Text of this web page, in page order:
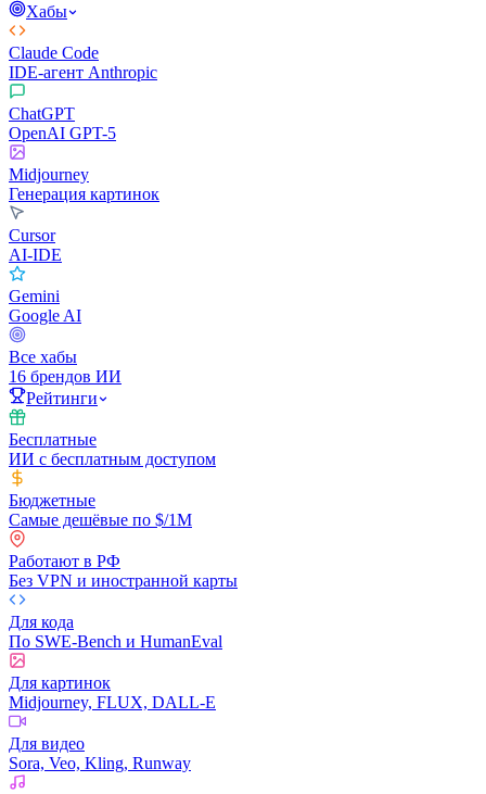
Хабы
Claude Code
IDE-агент Anthropic
ChatGPT
OpenAI GPT-5
Midjourney
Генерация картинок
Cursor
AI-IDE
Gemini
Google AI
Все хабы
16 брендов ИИ
Рейтинги
Бесплатные
ИИ с бесплатным доступом
Бюджетные
Самые дешёвые по $/1M
Работают в РФ
Без VPN и иностранной карты
Для кода
По SWE-Bench и HumanEval
Для картинок
Midjourney, FLUX, DALL-E
Для видео
Sora, Veo, Kling, Runway